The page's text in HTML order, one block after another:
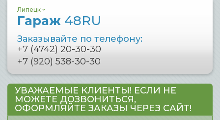
Липецк
Гараж 48RU
Заказывайте по телефону:
+7 (4742) 20-30-30
+7 (920) 538-30-30
УВАЖАЕМЫЕ КЛИЕНТЫ! ЕСЛИ НЕ
МОЖЕТЕ ДОЗВОНИТЬСЯ,
ОФОРМЛЯЙТЕ ЗАКАЗЫ ЧЕРЕЗ САЙТ!